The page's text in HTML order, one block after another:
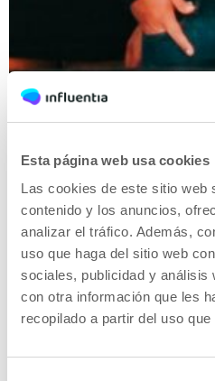
Esta página web usa cookies
Las cookies de este sitio web
contenido y los anuncios,
analizar el tráfico. Además,
uso que haga del sitio web
sociales, publicidad y análisis
con otra información que les
recopilado a partir del uso